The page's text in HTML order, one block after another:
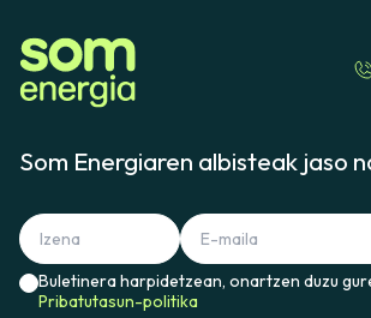
Som Energiaren albisteak jaso
Buletinera harpidetzean, onartzen duzu
Pribatutasun-politika